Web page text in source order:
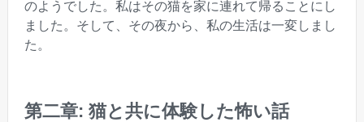
のようでした。私はその猫を家に連れて帰ることにし
ました。そして、その夜から、私の生活は一変しまし
た。
第二章: 猫と共に体験した怖い話